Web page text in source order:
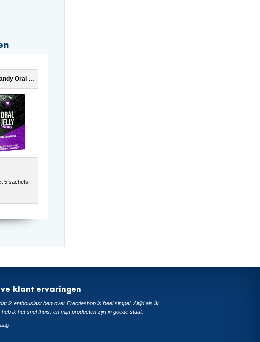
Devils Candy Oral Jelly
5 sachets
klant ervaringen
ik enthousiast ben over Erectieshop is heel simpel. Altijd als ik
heb ik het snel thuis, en mijn producten zijn in goede staat.'